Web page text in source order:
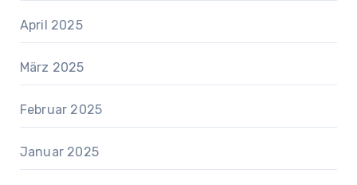
April 2025
März 2025
Februar 2025
Januar 2025